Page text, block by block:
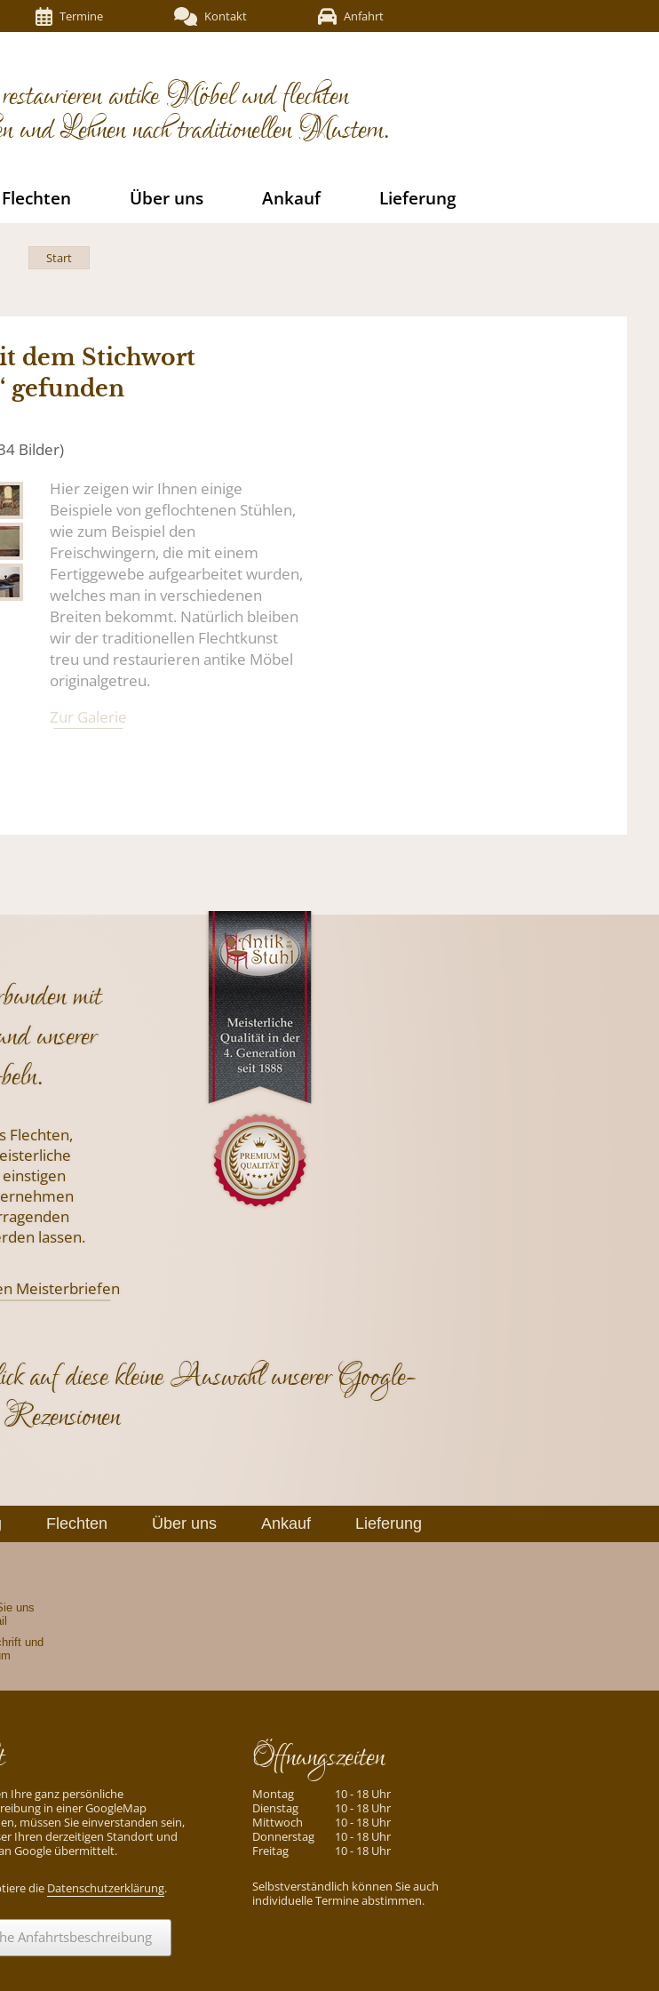
Termine Kontakt Anfahrt
antike Möbel und flechten
und Lehnen nach traditionellen Mustern.
Flechten Über uns Ankauf Lieferung
Start
dem Stichwort
gefunden
Bilder)
Hier zeigen wir Ihnen einige
Beispiele von geflochtenen Stühlen,
wie zum Beispiel den
Freischwingern, die mit einem
Fertiggewebe aufgearbeitet wurden,
welches man in verschiedenen
Breiten bekommt. Natürlich bleiben
wir der traditionellen Flechtkunst
treu und restaurieren antike Möbel
originalgetreu.
Zur Galerie
mit
unserer
Flechten,
lassen.
Meisterbriefen
auf diese kleine Auswahl unserer Google-
Rezensionen
Flechten Über uns Ankauf Lieferung
uns
und
Öffnungszeiten
Montag
10 - 18 Uhr
Dienstag
10 - 18 Uhr
Mittwoch
10 - 18 Uhr
Donnerstag
10 - 18 Uhr
Freitag
10 - 18 Uhr
Selbstverständlich können Sie auch
individuelle Termine abstimmen.
Ihre ganz persönliche
in einer GoogleMap
müssen Sie einverstanden sein,
Ihren derzeitigen Standort und
Google übermittelt.
die Datenschutzerklärung.
Anfahrtsbeschreibung